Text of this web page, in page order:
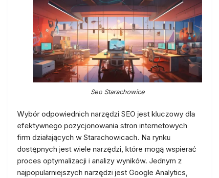
Seo Starachowice
Wybór odpowiednich narzędzi SEO jest kluczowy dla
efektywnego pozycjonowania stron internetowych
firm działających w Starachowicach. Na rynku
dostępnych jest wiele narzędzi, które mogą wspierać
proces optymalizacji i analizy wyników. Jednym z
najpopularniejszych narzędzi jest Google Analytics,